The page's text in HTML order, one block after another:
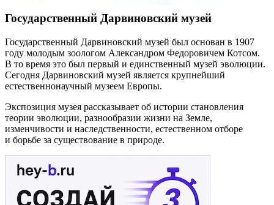
Государственный Дарвиновский музей
Государственный Дарвиновский музей был основан в 1907
году молодым зоологом Александром Федоровичем Котсом.
В то время это был первый и единственный музей эволюции.
Сегодня Дарвиновский музей является крупнейший
естественнонаучный музеем Европы.
Экспозиция музея рассказывает об истории становления
теории эволюции, разнообразии жизни на Земле,
изменчивости и наследственности, естественном отборе
и борьбе за существование в природе.